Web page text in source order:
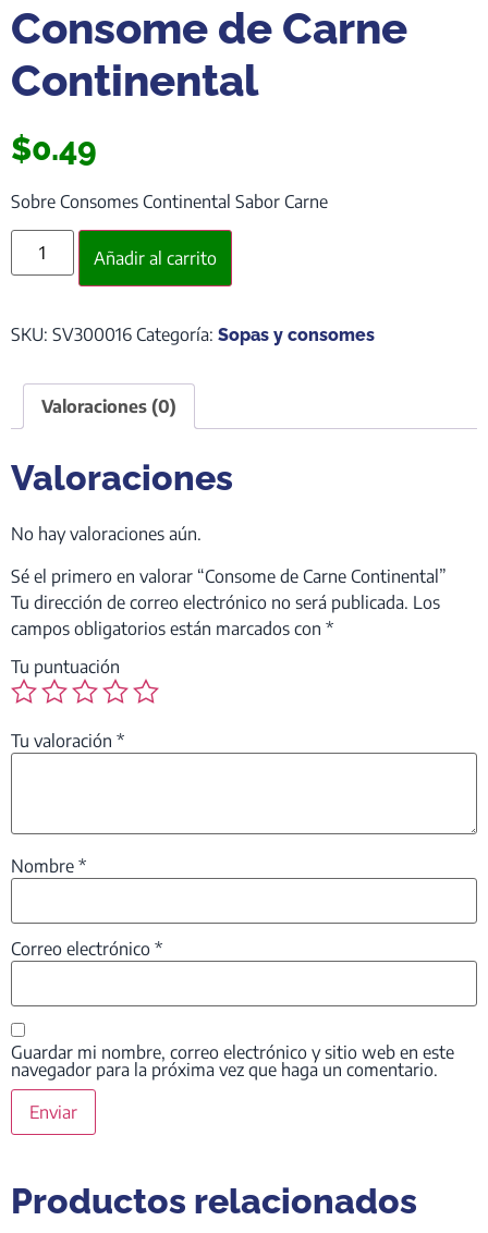
Consome de Carne
Continental
$0.49
Sobre Consomes Continental Sabor Carne
Añadir al carrito
SKU: SV300016 Categoría: Sopas y consomes
Valoraciones (0)
Valoraciones
No hay valoraciones aún.
Sé el primero en valorar “Consome de Carne Continental”
Tu dirección de correo electrónico no será publicada. Los
campos obligatorios están marcados con *
Tu puntuación
Tu valoración *
Nombre *
Correo electrónico *
Guardar mi nombre, correo electrónico y sitio web en este
navegador para la próxima vez que haga un comentario.
Productos relacionados